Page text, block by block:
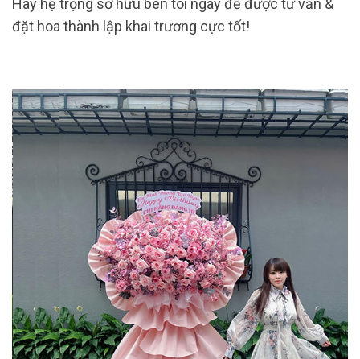
đặt hoa thành lập khai trương cực tốt!